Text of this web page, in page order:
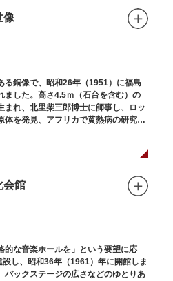
像
る銅像で、昭和26年（1951）に福島
ました。高さ4.5ｍ（石台を含む）の
れ、北里柴三郎博士に師事し、ロッ
体を発見、アフリカで黄熱病の研究中
会館
的な音楽ホールを」という要望に応
し、昭和36年（1961）年に開館しま
バックステージの広さなどのゆとりあ